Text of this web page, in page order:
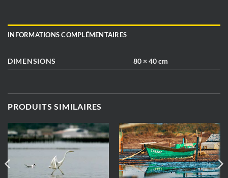
INFORMATIONS COMPLÉMENTAIRES
DIMENSIONS 80 × 40 cm
PRODUITS SIMILAIRES